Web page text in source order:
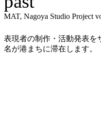
MAT, Nagoya Studio Project
表現者の制作・活動発表を
名が港まちに滞在します。